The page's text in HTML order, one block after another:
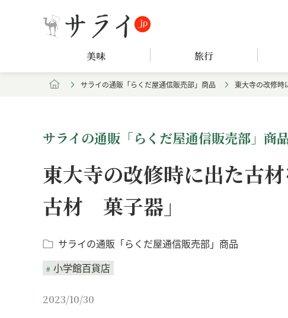
美味 旅行
サライの通販「らくだ屋通信販売部」商品 東大寺の改修時
サライの通販「らくだ屋通信販売部」商
東大寺の改修時に出た古
古材 菓子器」
サライの通販「らくだ屋通信販売部」商品
小学館百貨店
2023/10/30